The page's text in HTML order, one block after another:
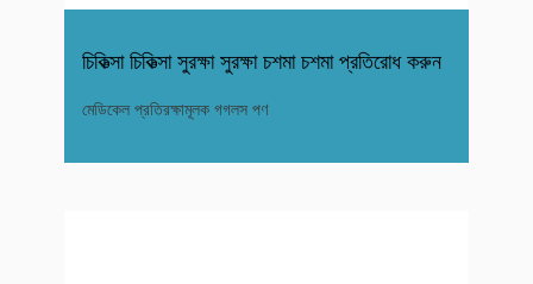
চিকিত্সা চিকিত্সা সুরক্ষা সুরক্ষা চশমা চশমা প্রতিরোধ করুন
মেডিকেল প্রতিরক্ষামূলক গগলস পণ